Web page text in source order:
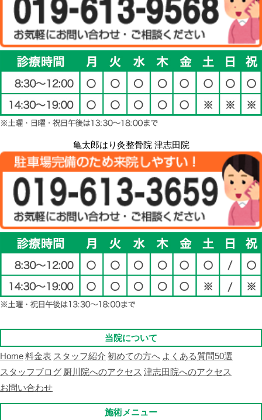
亀太郎はり灸整骨院 津志田院
当院について
Home料金表 スタッフ紹介 初めての方へ よくある質問50選
スタッフブログ 厨川院へのアクセス 津志田院へのアクセス
お問い合わせ
施術メニュー